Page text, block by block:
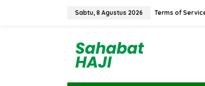
Sabtu, 8 Agustus 2026 Terms of